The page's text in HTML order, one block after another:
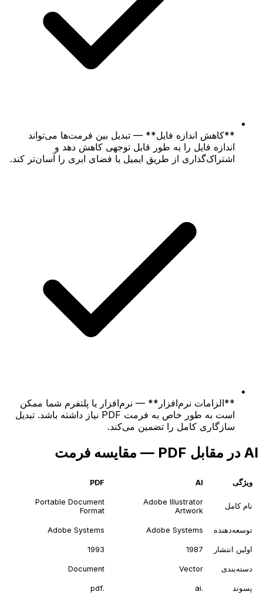
**کاهش اندازه فایل** — تبدیل بین فرمت‌ها می‌تواند
اندازه فایل را به طور قابل توجهی کاهش دهد و
اشتراک‌گذاری از طریق ایمیل یا فضای ابری را آسان‌تر کند.
**الزامات نرم‌افزار** — نرم‌افزار یا پلتفرم شما ممکن
است به طور خاص به فرمت PDF نیاز داشته باشد. تبدیل
سازگاری کامل را تضمین می‌کند.
AI در مقابل PDF — مقایسه فرمت
ویژگی AI
PDF
نام کامل
Adobe Illustrator
Artwork
Portable Document
Format
توسعه‌دهنده Adobe Systems
Adobe Systems
اولین انتشار 1987
1993
دسته‌بندی Vector
Document
پسوند .ai
.pdf